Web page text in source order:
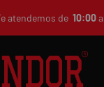
atendemos de 10:00a